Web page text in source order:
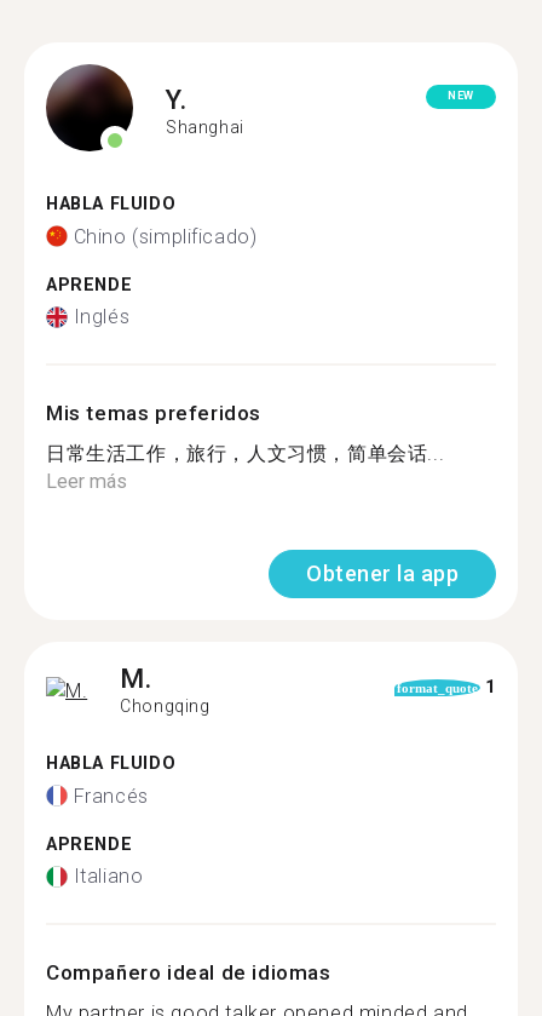
Y.
Shanghai
NEW
HABLA FLUIDO
Chino (simplificado)
APRENDE
Inglés
Mis temas preferidos
日常生活工作，旅行，人文习惯，简单会话...
Leer más
Obtener la app
M.
Chongqing
format_quote 1
HABLA FLUIDO
Francés
APRENDE
Italiano
Compañero ideal de idiomas